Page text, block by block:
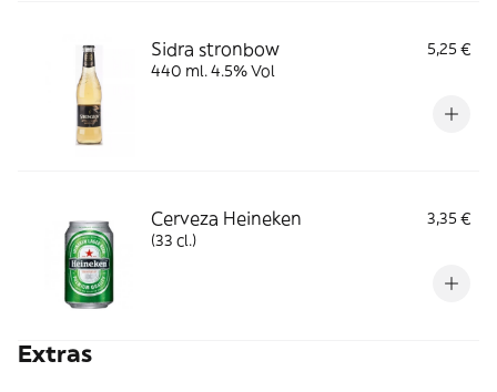
Sidra stronbow
5,25 €
440 ml. 4.5% Vol
Cerveza Heineken
3,35 €
(33 cl.)
Extras